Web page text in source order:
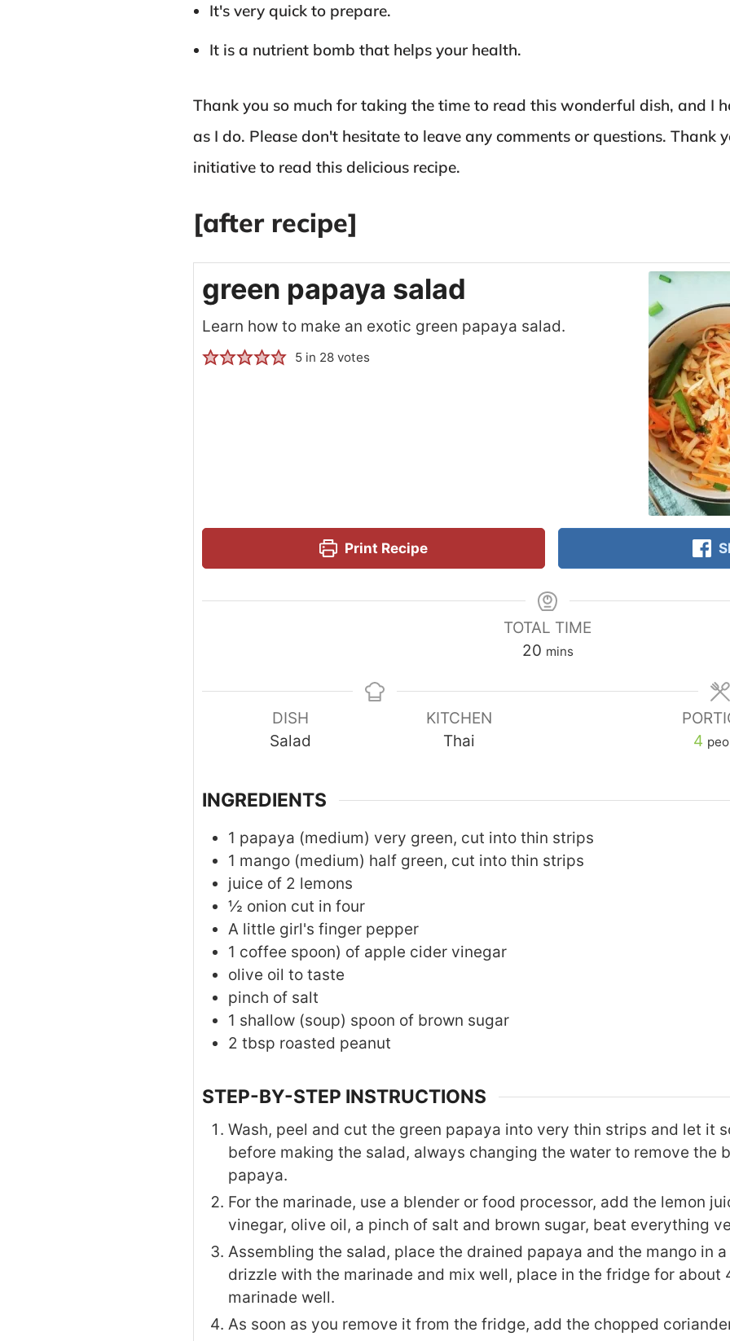
It's very quick to prepare.
It is a nutrient bomb that helps your health.
Thank you so much for taking the time to read this wonderful dish, and I
as I do. Please don't hesitate to leave any comments or questions. Thank
initiative to read this delicious recipe.
[after recipe]
green papaya salad
Learn how to make an exotic green papaya salad.
5 in 28 votes
Print Recipe
TOTAL TIME
20 mins
DISH
Salad
KITCHEN
Thai
4
INGREDIENTS
1 papaya (medium) very green, cut into thin strips
1 mango (medium) half green, cut into thin strips
juice of 2 lemons
½ onion cut in four
A little girl's finger pepper
1 coffee spoon) of apple cider vinegar
olive oil to taste
pinch of salt
1 shallow (soup) spoon of brown sugar
2 tbsp roasted peanut
STEP-BY-STEP INSTRUCTIONS
Wash, peel and cut the green papaya into very thin strips and let it
before making the salad, always changing the water to remove the
papaya.
For the marinade, use a blender or food processor, add the lemon
vinegar, olive oil, a pinch of salt and brown sugar, beat everything
Assembling the salad, place the drained papaya and the mango in
drizzle with the marinade and mix well, place in the fridge for about
marinade well.
As soon as you remove it from the fridge, add the chopped